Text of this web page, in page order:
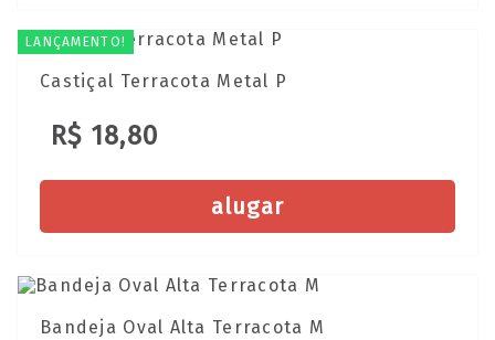
LANÇAMENTO!
Castiçal Terracota Metal P
R$ 18,80
alugar
Bandeja Oval Alta Terracota M